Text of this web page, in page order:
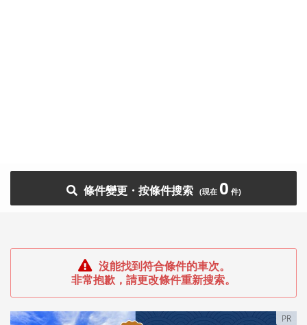
條件變更・按條件搜索 0
沒能找到符合條件的車次。
非常抱歉，請更改條件重新搜索。
PR